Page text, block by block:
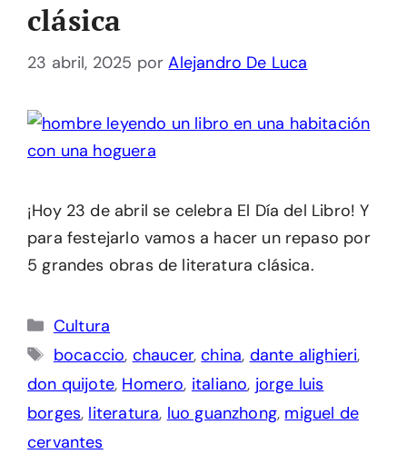
clásica
23 abril, 2025 porAlejandro De Luca
¡Hoy 23 de abril se celebra El Día del Libro! Y
para festejarlo vamos a hacer un repaso por
5 grandes obras de literatura clásica.
Categorías
Cultura
Etiquetas
bocaccio, chaucer,china, dante alighieri,
don quijote, Homero, italiano, jorge luis
borges, literatura, luo guanzhong, miguel de
cervantes